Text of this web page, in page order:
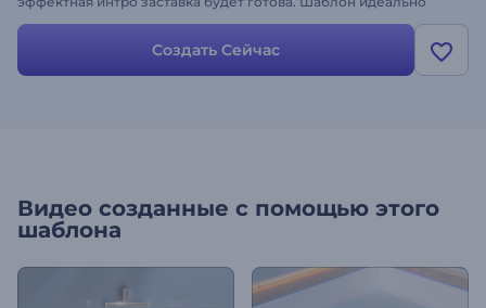
подходит для оформления роликов для христианских школ,
религиозных общин, благотворительных организаций и др.
Создайте видеоролик с помощью шаблона интро заставки
Создать Сейчас
Видео созданные с помощью этого
шаблона